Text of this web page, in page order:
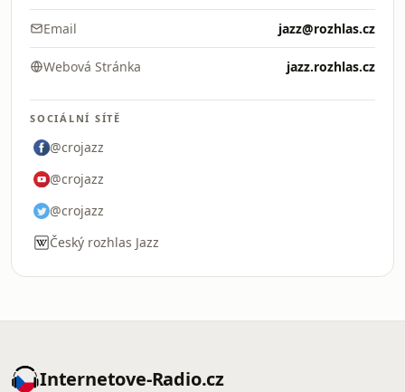
Email jazz@rozhlas.cz
Webová Stránka jazz.rozhlas.cz
SOCIÁLNÍ SÍTĚ
@crojazz
@crojazz
@crojazz
Český rozhlas Jazz
Internetove-Radio.cz